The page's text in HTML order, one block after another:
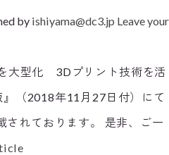
by ishiyama@dc3.jp Leave your
大型化 3Dプリント技術を活
（2018年11月27日付）にて
されております。 是非、ご一